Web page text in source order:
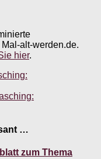
alt-werden.de.
hier.
…
zum Thema